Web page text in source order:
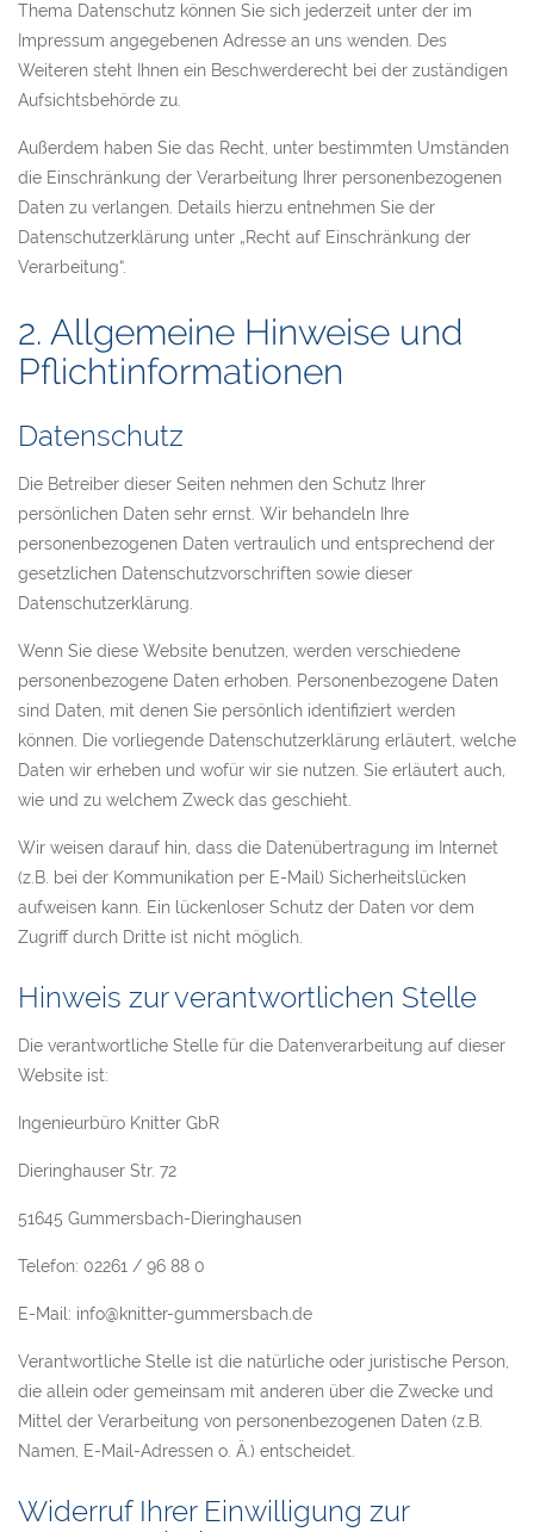
Thema Datenschutz können Sie sich jederzeit unter der im
Impressum angegebenen Adresse an uns wenden. Des
Weiteren steht Ihnen ein Beschwerderecht bei der zuständigen
Aufsichtsbehörde zu.
Außerdem haben Sie das Recht, unter bestimmten Umständen
die Einschränkung der Verarbeitung Ihrer personenbezogenen
Daten zu verlangen. Details hierzu entnehmen Sie der
Datenschutzerklärung unter „Recht auf Einschränkung der
Verarbeitung“.
2. Allgemeine Hinweise und
Pflichtinformationen
Datenschutz
Die Betreiber dieser Seiten nehmen den Schutz Ihrer
persönlichen Daten sehr ernst. Wir behandeln Ihre
personenbezogenen Daten vertraulich und entsprechend der
gesetzlichen Datenschutzvorschriften sowie dieser
Datenschutzerklärung.
Wenn Sie diese Website benutzen, werden verschiedene
personenbezogene Daten erhoben. Personenbezogene Daten
sind Daten, mit denen Sie persönlich identifiziert werden
können. Die vorliegende Datenschutzerklärung erläutert, welche
Daten wir erheben und wofür wir sie nutzen. Sie erläutert auch,
wie und zu welchem Zweck das geschieht.
Wir weisen darauf hin, dass die Datenübertragung im Internet
(z.B. bei der Kommunikation per E-Mail) Sicherheitslücken
aufweisen kann. Ein lückenloser Schutz der Daten vor dem
Zugriff durch Dritte ist nicht möglich.
Hinweis zur verantwortlichen Stelle
Die verantwortliche Stelle für die Datenverarbeitung auf dieser
Website ist:
Ingenieurbüro Knitter GbR
Dieringhauser Str. 72
51645 Gummersbach-Dieringhausen
Telefon: 02261 / 96 88 0
E-Mail: info@knitter-gummersbach.de
Verantwortliche Stelle ist die natürliche oder juristische Person,
die allein oder gemeinsam mit anderen über die Zwecke und
Mittel der Verarbeitung von personenbezogenen Daten (z.B.
Namen, E-Mail-Adressen o. Ä.) entscheidet.
Widerruf Ihrer Einwilligung zur